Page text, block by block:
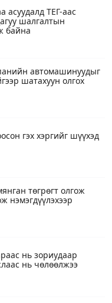
асуудалд ТЕГ-аас
шалгалтын
байна
автомашинуудыг
шатахуун олгох
гэх хэргийг шүүхэд
төгрөгт олгож
нэмэгдүүлэхээр
нь зориудаар
нь чөлөөлжээ